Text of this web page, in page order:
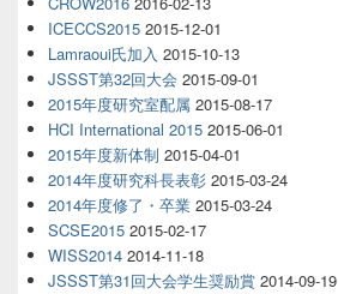
ICECCS2015 2015-12-01
Lamraoui氏加入 2015-10-13
JSSST第32回大会 2015-09-01
2015年度研究室配属 2015-08-17
HCI International 2015 2015-06-01
2015年度新体制 2015-04-01
2014年度研究科長表彰 2015-03-24
2014年度修了・卒業 2015-03-24
SCSE2015 2015-02-17
WISS2014 2014-11-18
JSSST第31回大会学生奨励賞 2014-09-19